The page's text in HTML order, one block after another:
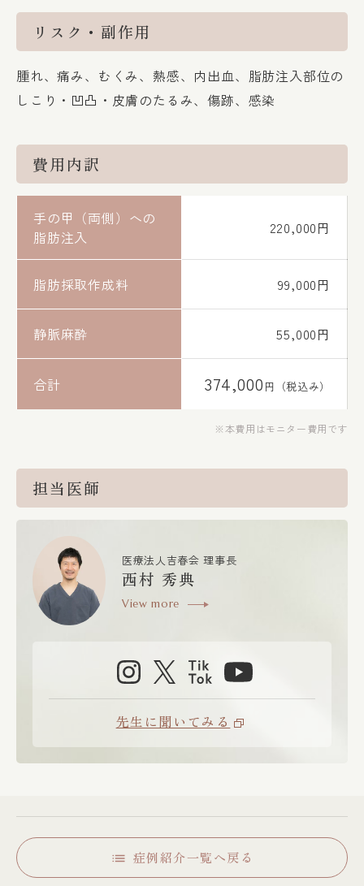
リスク・副作用
腫れ、痛み、むくみ、熱感、内出血、脂肪注入部位の
しこり・凹凸・皮膚のたるみ、傷跡、感染
費用内訳
手の甲（両側）への
脂肪注入
220,000円
脂肪採取作成料 99,000円
静脈麻酔 55,000円
合計 374,000 円（税込み）
本費用はモニター費用です
担当医師
医療法人吉春会 理事長
西村 秀典
View more
先生に聞いてみる
症例紹介一覧へ戻る